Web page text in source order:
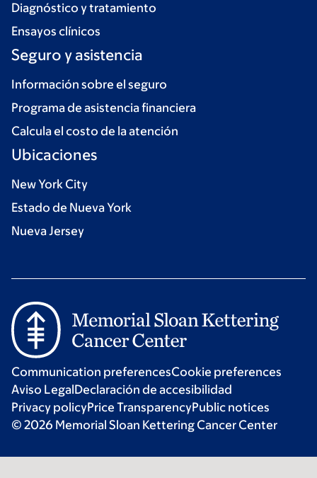
Diagnóstico y tratamiento
Ensayos clínicos
Seguro y asistencia
Información sobre el seguro
Programa de asistencia financiera
Calcula el costo de la atención
Ubicaciones
New York City
Estado de Nueva York
Nueva Jersey
Communication preferencesCookie preferences
Aviso LegalDeclaración de accesibilidad
Privacy policyPrice TransparencyPublic notices
© 2026 Memorial Sloan Kettering Cancer Center